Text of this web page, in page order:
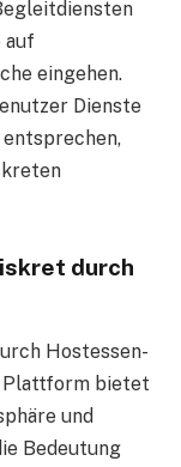
auf
eingehen.
Dienste
durch
Hostessen-
Plattform bietet
und
Bedeutung